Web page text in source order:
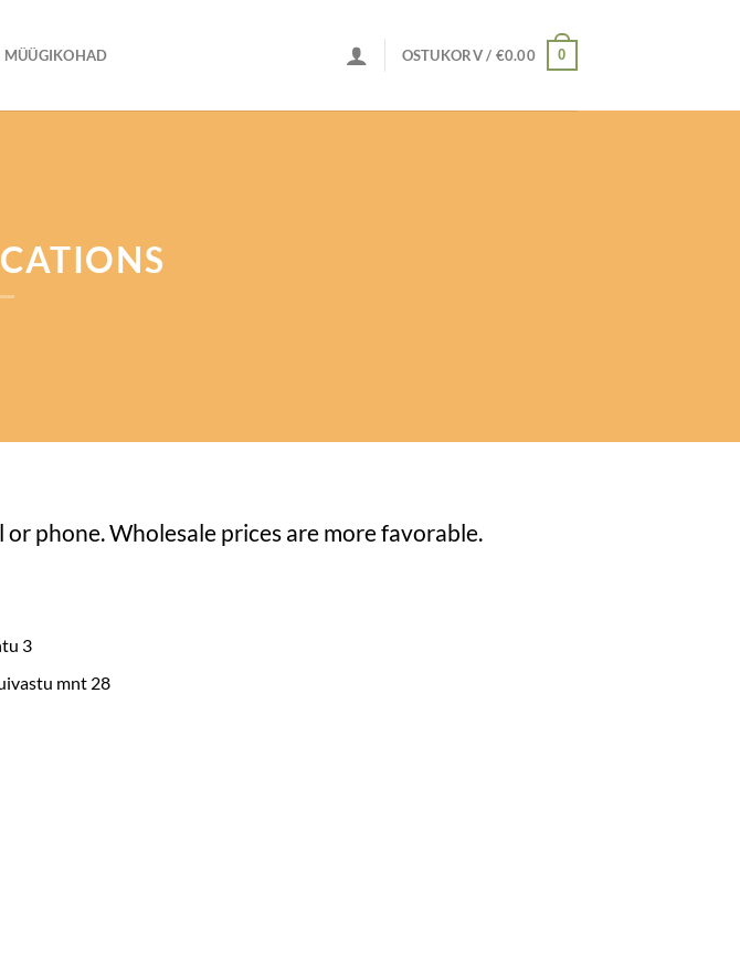
MÜÜGIKOHAD OSTUKORV / €0.00 0
phone. Wholesale prices are more favorable.
Kohtu 3
mnt 28